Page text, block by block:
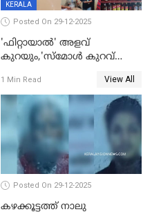
KERALA
Posted On 29-12-2025
'ഫിറ്റായാൽ' അളവ്
കുറയും,'സ്‌മോൾ കുറവ്
പിഴ
1 Min Read View All
Posted On 29-12-2025
കഴക്കൂട്ടത്ത് നാലു